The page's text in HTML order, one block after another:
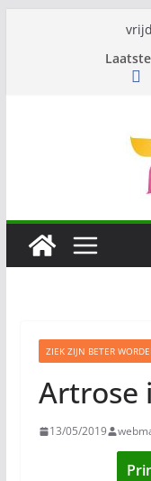
ZIEK ZIJN BETER
Artrose
13/05/2019